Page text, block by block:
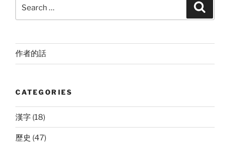
作者的話
CATEGORIES
漢字 (18)
歷史 (47)